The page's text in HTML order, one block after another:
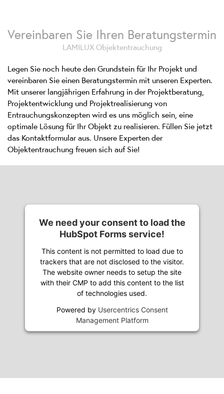
Vereinbaren Sie Ihren Beratungstermin
LAMILUX Objektentrauchung
Legen Sie noch heute den Grundstein für Ihr Projekt und
vereinbaren Sie einen Beratungstermin mit unseren Experten.
Mit unserer langjährigen Erfahrung in der Projektberatung,
Projektentwicklung und Projektrealisierung von
Entrauchungskonzepten wird es uns möglich sein, eine
optimale Lösung für Ihr Objekt zu realisieren. Füllen Sie jetzt
das Kontaktformular aus. Unsere Experten der
Objektentrauchung freuen sich auf Sie!
We need your consent to load the
HubSpot Forms service!
This content is not permitted to load due to
trackers that are not disclosed to the visitor.
The website owner needs to setup the site
with their CMP to add this content to the list
of technologies used.
Powered by Usercentrics Consent
Management Platform